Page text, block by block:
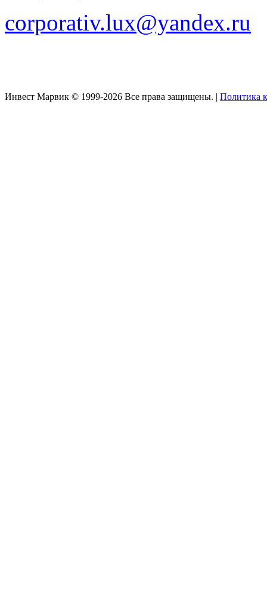
corporativ.lux@yandex.ru
Инвест Марвик © 1999-2026 Все права защищены. | Политика